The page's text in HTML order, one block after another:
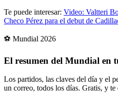
Te puede interesar: Video: Valtteri
Checo Pérez para el debut de
⚽ Mundial 2026
El resumen del Mundial en
Los partidos, las claves del día y el
un correo, todos los días. Gratis, y